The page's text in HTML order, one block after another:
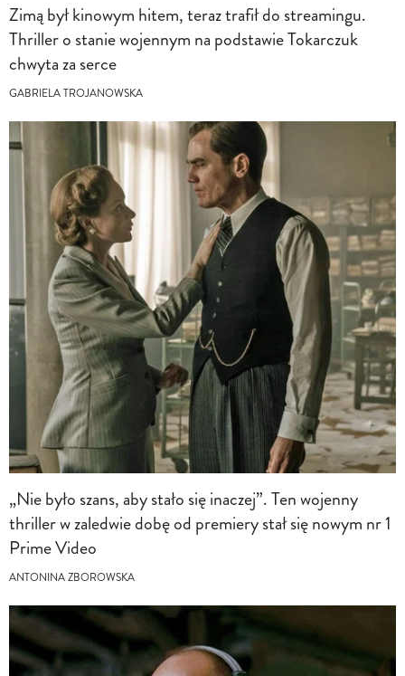
Zimą był kinowym hitem, teraz trafił do streamingu.
Thriller o stanie wojennym na podstawie Tokarczuk
chwyta za serce
GABRIELA TROJANOWSKA
„Nie było szans, aby stało się inaczej”. Ten wojenny
thriller w zaledwie dobę od premiery stał się nowym nr 1
Prime Video
ANTONINA ZBOROWSKA